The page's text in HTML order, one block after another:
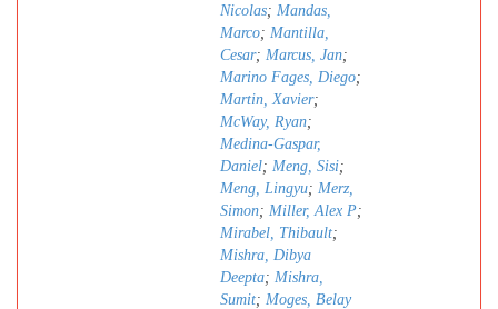
Nicolas; Mandas,
Marco; Mantilla,
Cesar; Marcus, Jan;
Marino Fages, Diego;
Martin, Xavier;
McWay, Ryan;
Medina-Gaspar,
Daniel; Meng, Sisi;
Meng, Lingyu; Merz,
Simon; Miller, Alex P;
Mirabel, Thibault;
Mishra, Dibya
Deepta; Mishra,
Sumit; Moges, Belay